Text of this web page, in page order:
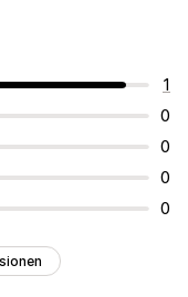
1
0
0
0
0